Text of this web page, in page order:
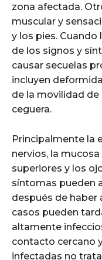
zona afectada.
muscular y
y los pies. Cuando
de los signos y
causar secuelas
incluyen
de la movilidad
ceguera.
Principalmente la
nervios, la
superiores y los
síntomas pueden
después de haber
casos pueden
altamente
contacto cercano
infectadas no